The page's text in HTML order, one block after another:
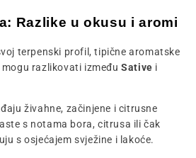
Razlike u okusu i aromi
terpenski profil, tipične aromatske
mogu razlikovati izmeđuSative i
živahne, začinjene i citrusne
s notama bora, citrusa ili čak
s osjećajem svježine i lakoće.